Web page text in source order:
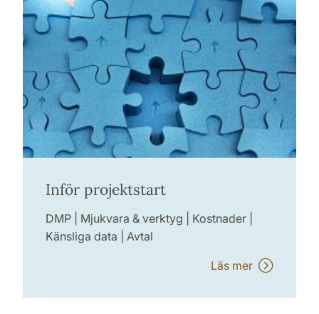
Inför projektstart
DMP | Mjukvara & verktyg | Kostnader |
Känsliga data | Avtal
Läs mer